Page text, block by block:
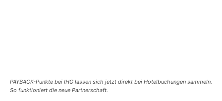
PAYBACK-Punkte bei IHG lassen sich jetzt direkt bei Hotelbuchungen sammeln.
So funktioniert die neue Partnerschaft.